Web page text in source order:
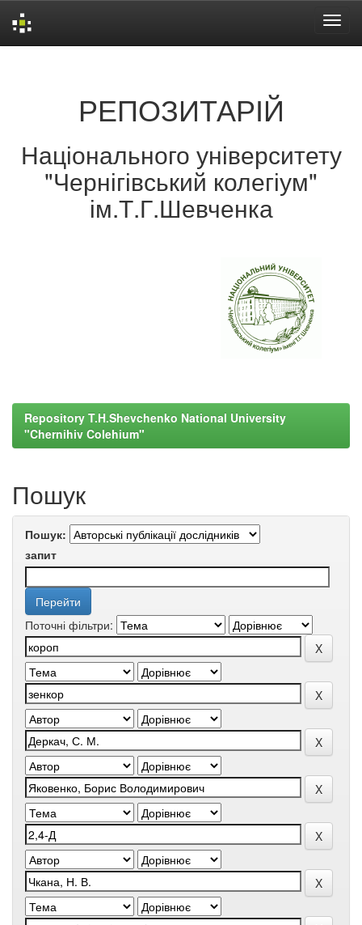
РЕПОЗИТАРІЙ
Національного університету
"Чернігівський колегіум"
ім.Т.Г.Шевченка
Repository T.H.Shevchenko National University
"Chernihiv Colehium"
Пошук
Пошук:
запит
Поточні фільтри: